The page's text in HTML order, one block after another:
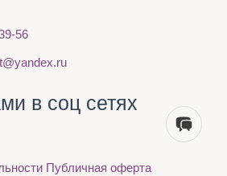
56
в соц сетях
Публичная оферта